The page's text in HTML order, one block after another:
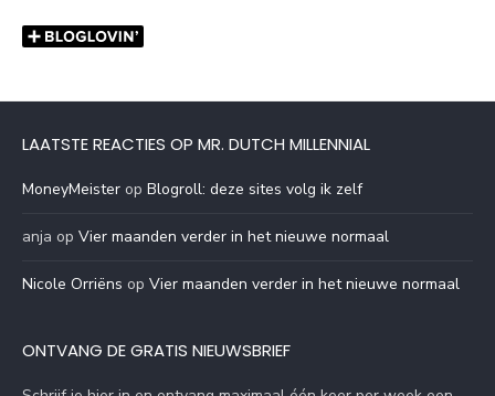
LAATSTE REACTIES OP MR. DUTCH MILLENNIAL
MoneyMeister op Blogroll: deze sites volg ik zelf
anja op Vier maanden verder in het nieuwe normaal
Nicole Orriëns op Vier maanden verder in het nieuwe normaal
ONTVANG DE GRATIS NIEUWSBRIEF